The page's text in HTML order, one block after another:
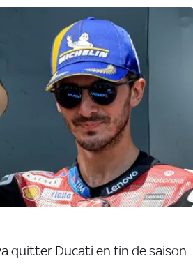
quitter Ducati en fin de saison